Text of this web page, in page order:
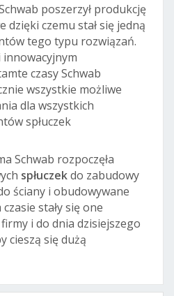
poszerzył produkcję
dzięki czemu stał się jedną
tego typu rozwiązań.
innowacyjnym
czasy Schwab
wszystkie możliwe
dla wszystkich
spłuczek
Schwab rozpoczęła
spłuczekdo zabudowy
ściany i obudowywane
stały się one
i do dnia dzisiejszego
cieszą się dużą